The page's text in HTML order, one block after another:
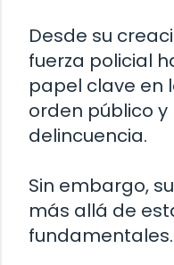
Desde su
fuerza policial
papel clave en
orden público
delincuencia.
Sin embargo,
más allá de
fundamentales.